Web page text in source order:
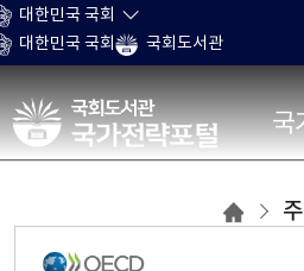
본문 바로가기
대한민국 국회
대한민국 국회
국회도서관
국가전략포털 국
주제별